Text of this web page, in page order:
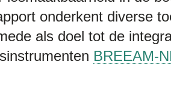
onderkent diverse
als doel tot de
BREEAM-